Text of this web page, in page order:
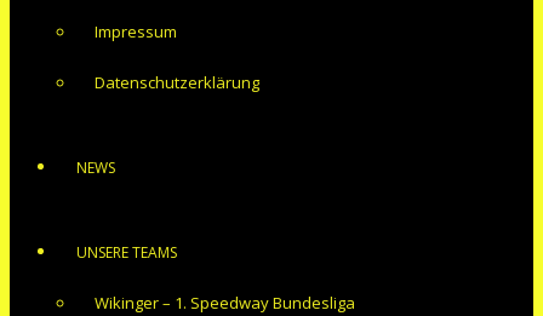
Impressum
Datenschutzerklärung
NEWS
UNSERE TEAMS
Wikinger – 1. Speedway Bundesliga